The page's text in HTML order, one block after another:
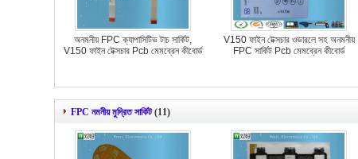
অনমনীয় FPC ক্যাপাসিটিভ টাচ সার্কিট,
V150 ফাইন টেক্সচার Pcb মেমব্রেন কীবোর্ড
V150 ফাইন টেক্সচার ওভারলে সহ অনমনীয়
FPC সার্কিট Pcb মেমব্রেন কীবোর্ড
FPC নমনীয় মুদ্রিত সার্কিট (11)